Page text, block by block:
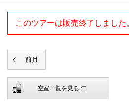
このツアーは販売終了しました
空室一覧を見る